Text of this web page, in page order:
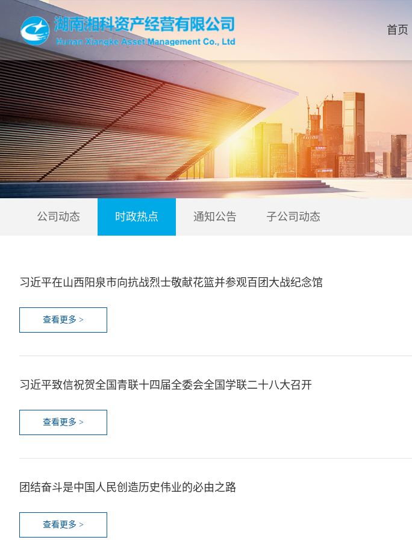
首页
公司动态 时政热点 通知公告 子公司动态
习近平在山西阳泉市向抗战烈士敬献花篮并参观百团大战纪念馆
查看更多 >
习近平致信祝贺全国青联十四届全委会全国学联二十八大召开
查看更多 >
团结奋斗是中国人民创造历史伟业的必由之路
查看更多 >